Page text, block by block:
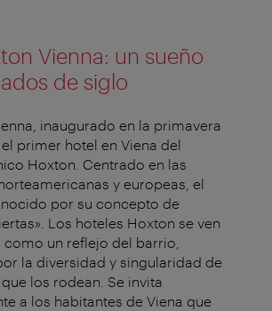
Vienna: un sueño
de siglo
inaugurado en la primavera
primer hotel en Viena del
Hoxton. Centrado en las
y europeas, el
por su concepto de
Los hoteles Hoxton se ven
un reflejo del barrio,
la diversidad y singularidad de
los rodean. Se invita
a los habitantes de Viena que